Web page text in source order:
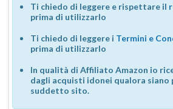
Ti chiedo di leggere e rispettare il
prima di utilizzarlo
Ti chiedo di leggere i Termini e
prima di utilizzarlo
In qualità di Affiliato Amazon io
dagli acquisti idonei qualora siano
suddetto sito.